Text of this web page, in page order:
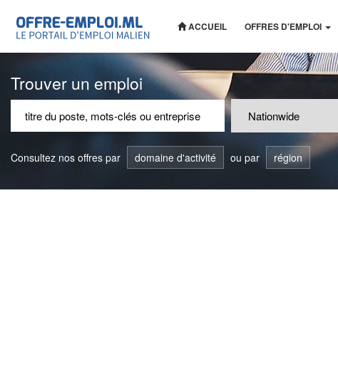
ACCUEIL OFFRES D'EMPLOI
Trouver un emploi
Consultez nos offres par domaine d'activité ou par région